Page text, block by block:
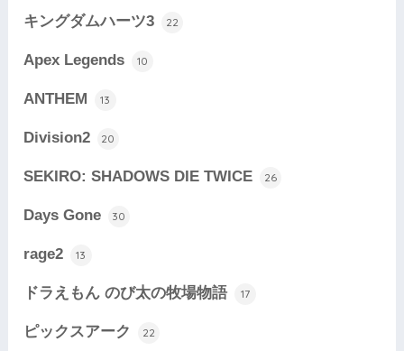
キングダムハーツ3 22
Apex Legends 10
ANTHEM 13
Division2 20
SEKIRO: SHADOWS DIE TWICE 26
Days Gone 30
rage2 13
ドラえもん のび太の牧場物語 17
ピックスアーク 22